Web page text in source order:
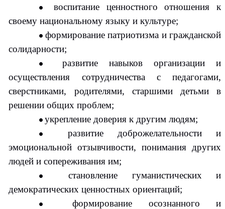
воспитание ценностного отношения к
своему национальному языку и культуре;
формирование патриотизма и гражданской
солидарности;
развитие навыков организации и
осуществления сотрудничества с педагогами,
сверстниками, родителями, старшими детьми в
решении общих проблем;
укрепление доверия к другим людям;
развитие доброжелательности и
эмоциональной отзывчивости, понимания других
людей и сопереживания им;
становление гуманистических и
демократических ценностных ориентаций;
формирование осознанного и